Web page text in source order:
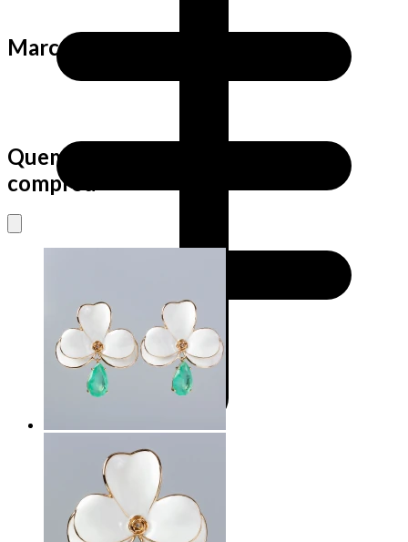
Marca
Quem viu este produto também
comprou